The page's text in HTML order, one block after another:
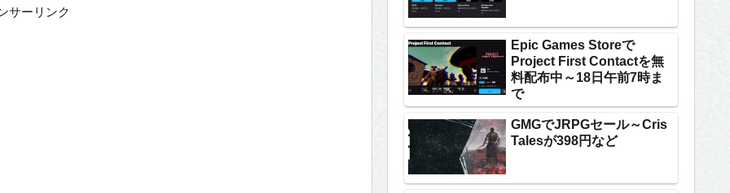
サーリンク
Epic Games Storeで
Project First Contactを無
料配布中～18日午前7時ま
で
GMGでJRPGセール～Cris
Talesが398円など